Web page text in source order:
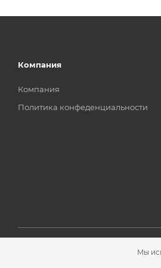
Компания
Компания
Политика конфеденциальности
Мы